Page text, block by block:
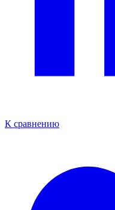
К сравнению